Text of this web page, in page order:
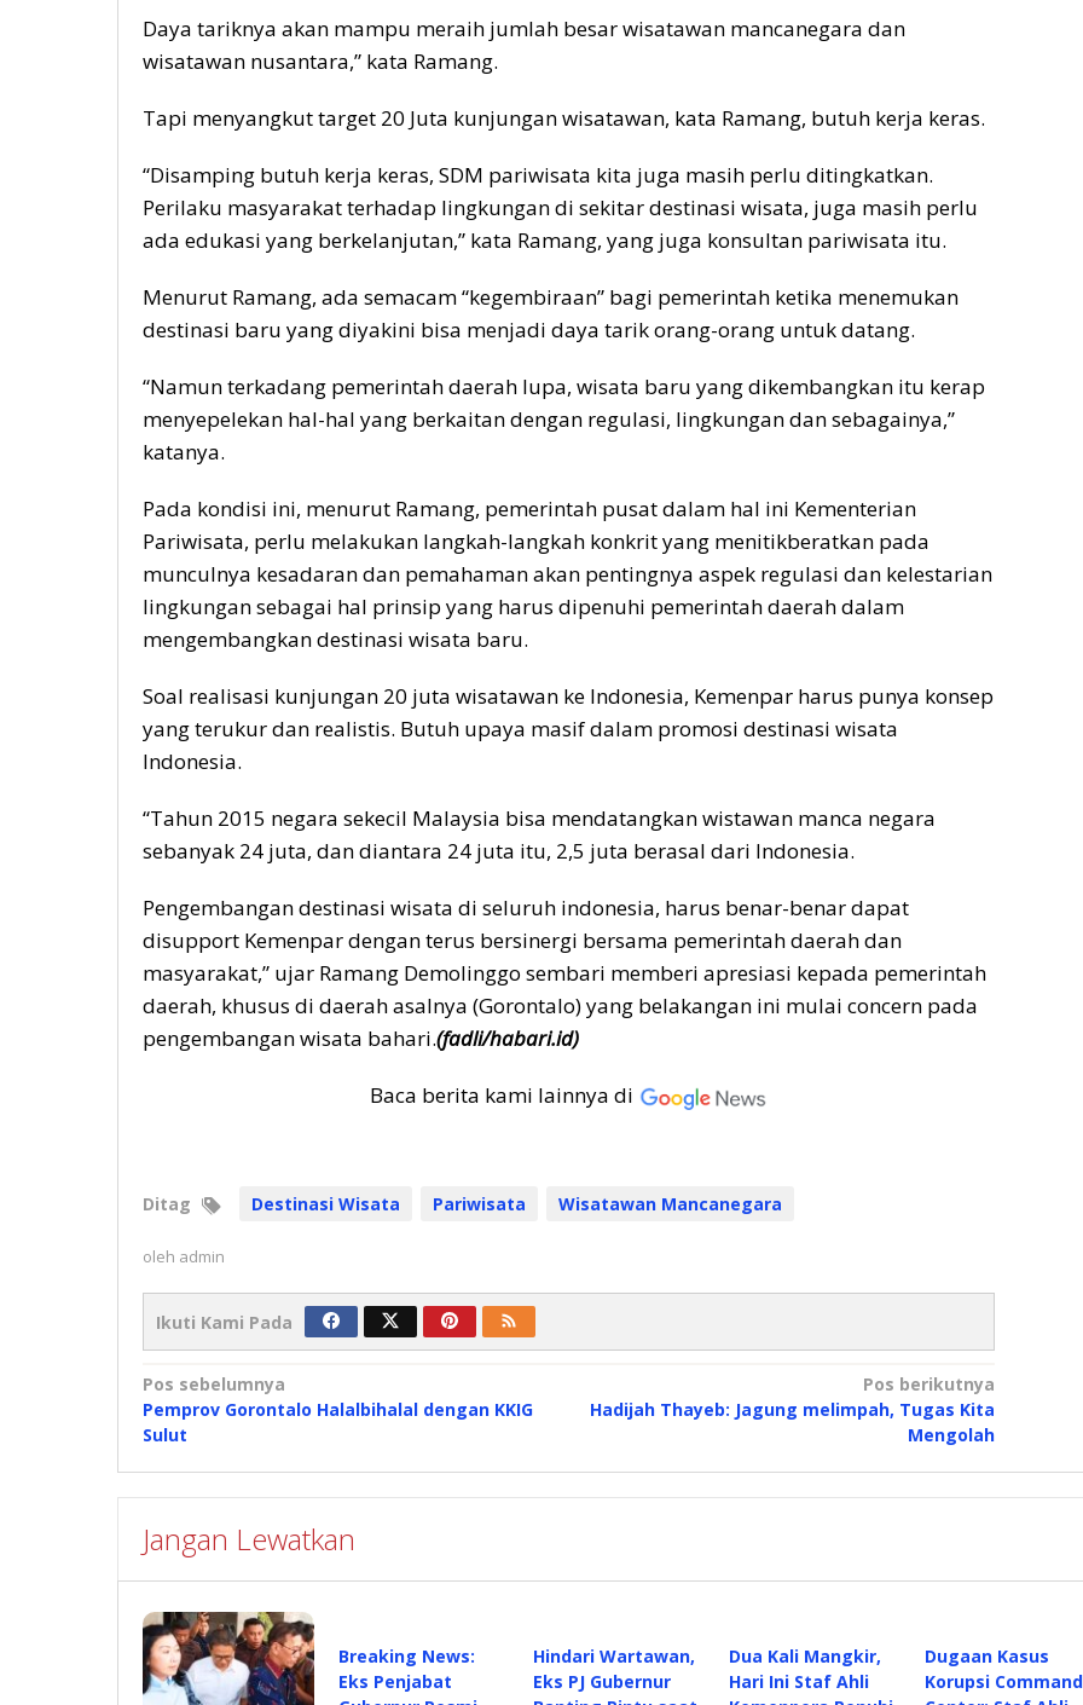
Daya tariknya akan mampu meraih jumlah besar wisatawan mancanegara dan
wisatawan nusantara,” kata Ramang.
Tapi menyangkut target 20 Juta kunjungan wisatawan, kata Ramang, butuh kerja keras.
“Disamping butuh kerja keras, SDM pariwisata kita juga masih perlu ditingkatkan.
Perilaku masyarakat terhadap lingkungan di sekitar destinasi wisata, juga masih perlu
ada edukasi yang berkelanjutan,” kata Ramang, yang juga konsultan pariwisata itu.
Menurut Ramang, ada semacam “kegembiraan” bagi pemerintah ketika menemukan
destinasi baru yang diyakini bisa menjadi daya tarik orang-orang untuk datang.
“Namun terkadang pemerintah daerah lupa, wisata baru yang dikembangkan itu kerap
menyepelekan hal-hal yang berkaitan dengan regulasi, lingkungan dan sebagainya,”
katanya.
Pada kondisi ini, menurut Ramang, pemerintah pusat dalam hal ini Kementerian
Pariwisata, perlu melakukan langkah-langkah konkrit yang menitikberatkan pada
munculnya kesadaran dan pemahaman akan pentingnya aspek regulasi dan kelestarian
lingkungan sebagai hal prinsip yang harus dipenuhi pemerintah daerah dalam
mengembangkan destinasi wisata baru.
Soal realisasi kunjungan 20 juta wisatawan ke Indonesia, Kemenpar harus punya konsep
yang terukur dan realistis. Butuh upaya masif dalam promosi destinasi wisata
Indonesia.
“Tahun 2015 negara sekecil Malaysia bisa mendatangkan wistawan manca negara
sebanyak 24 juta, dan diantara 24 juta itu, 2,5 juta berasal dari Indonesia.
Pengembangan destinasi wisata di seluruh indonesia, harus benar-benar dapat
disupport Kemenpar dengan terus bersinergi bersama pemerintah daerah dan
masyarakat,” ujar Ramang Demolinggo sembari memberi apresiasi kepada pemerintah
daerah, khusus di daerah asalnya (Gorontalo) yang belakangan ini mulai concern pada
pengembangan wisata bahari.(fadli/habari.id)
Baca berita kami lainnya di
Ditag Destinasi Wisata Pariwisata Wisatawan Mancanegara
oleh admin
Ikuti Kami Pada
Navigasi
pos
Pos sebelumnya
Pemprov Gorontalo Halalbihalal dengan KKIG
Sulut
Pos berikutnya
Hadijah Thayeb: Jagung melimpah, Tugas Kita
Mengolah
Jangan Lewatkan
Breaking News:
Eks Penjabat
Hindari Wartawan,
Eks PJ Gubernur
Dua Kali Mangkir,
Hari Ini Staf Ahli
Dugaan Kasus
Korupsi Command